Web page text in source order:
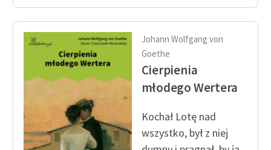
Johann Wolfgang von
Goethe
Cierpienia
młodego Wertera
Kochał Lotę nad
wszystko, był z niej